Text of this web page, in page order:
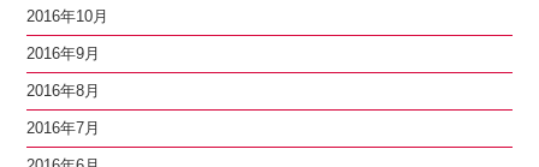
2016年10月
2016年9月
2016年8月
2016年7月